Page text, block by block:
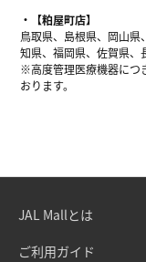
【粕屋町店】
鳥取県、島根県、岡山
知県、福岡県、佐賀県、
※高度管理医療機器につ
おります。
JAL Mallとは
ご利用ガイド